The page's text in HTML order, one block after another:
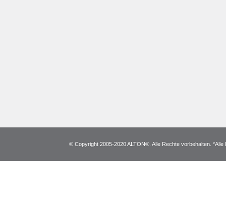
© Copyright 2005-2020 ALTON®. Alle Rechte vorbehalten.